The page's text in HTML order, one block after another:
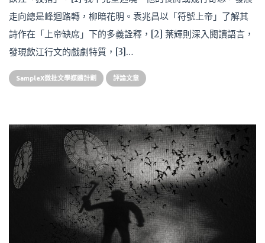
走向總是峰迴路轉，柳暗花明。袁兆昌以「符號上帝」了解其
詩作在「上帝缺席」下的多義詮釋，[2] 葉輝則深入閱讀語言，
發現飲江行文的戲劇特質，[3]…
SampleX微批文學媒體計劃 評論文章